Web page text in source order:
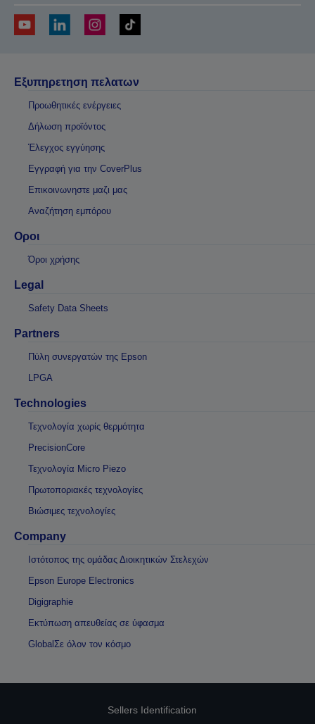
Εξυπηρετηση πελατων
Προωθητικές ενέργειες
Δήλωση προϊόντος
Έλεγχος εγγύησης
Εγγραφή για την CoverPlus
Επικοινωνηστε μαζι μας
Αναζήτηση εμπόρου
Οροι
Όροι χρήσης
Legal
Safety Data Sheets
Partners
Πύλη συνεργατών της Epson
LPGA
Technologies
Τεχνολογία χωρίς θερμότητα
PrecisionCore
Τεχνολογία Micro Piezo
Πρωτοποριακές τεχνολογίες
Βιώσιμες τεχνολογίες
Company
Ιστότοπος της ομάδας Διοικητικών Στελεχών
Epson Europe Electronics
Digigraphie
Εκτύπωση απευθείας σε ύφασμα
GlobalΣε όλον τον κόσμο
Sellers Identification